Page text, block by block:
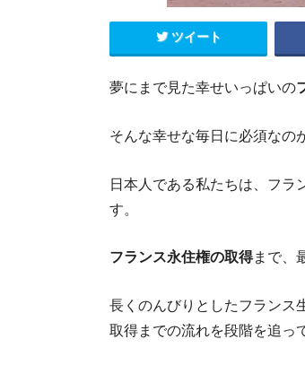
ツイート
夢にまで見た幸せいっぱいの
そんな幸せな毎日に必須なの
日本人である私たちは、フラ
す。
フランス永住権の取得まで、
長くのんびりとしたフランス
取得までの流れを段階を追っ